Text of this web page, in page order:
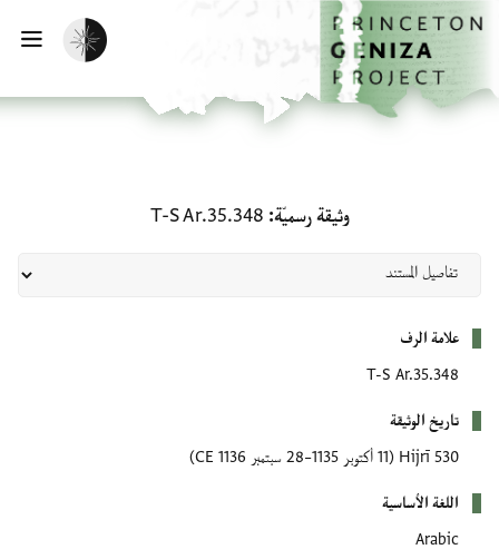
إلى المحتوى الرئيسي
الرئيسية
تفعيل الوضع المظلم
وثيقة رسميّة T-S Ar.35.348
علامة الرف
T-S Ar.35.348
تاريخ الوثيقة
530 Hijrī
(11 أكتوبر 1135–28 سبتمبر 1136 CE)
اللغة الأساسية
Arabic